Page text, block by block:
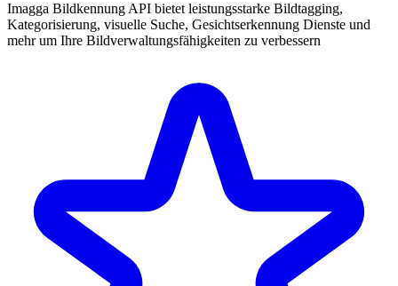
Imagga Bildkennung API bietet leistungsstarke Bildtagging,
Kategorisierung, visuelle Suche, Gesichtserkennung Dienste und
mehr um Ihre Bildverwaltungsfähigkeiten zu verbessern